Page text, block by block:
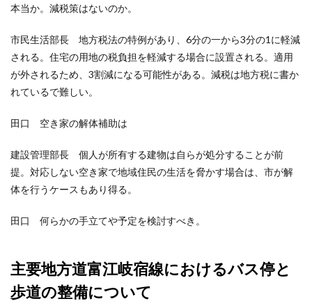
本当か。減税策はないのか。
市民生活部長 地方税法の特例があり、6分の一から3分の1に軽減
される。住宅の用地の税負担を軽減する場合に設置される。適用
が外されるため、3割減になる可能性がある。減税は地方税に書か
れているで難しい。
田口 空き家の解体補助は
建設管理部長 個人が所有する建物は自らが処分することが前
提。対応しない空き家で地域住民の生活を脅かす場合は、市が解
体を行うケースもあり得る。
田口 何らかの手立てや予定を検討すべき。
主要地方道富江岐宿線におけるバス停と
歩道の整備について